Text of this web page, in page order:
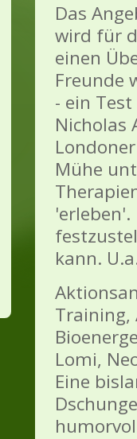
Das
wird für
einen
Freunde
- ein
Nicholas
Mühe
kann.
Training,
Lomi,
Eine